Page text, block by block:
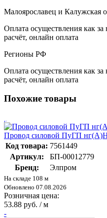
Малоярославец и Калужская
Оплата осуществления как
расчёт, онлайн оплата
Регионы РФ
Оплата осуществления как
расчёт, онлайн оплата
Похожие товары
Провод силовой ПуГП
Код товара: 7561449
Артикул:
БП-00012779
Бренд:
Элпром
На складе 108 м
Обновлено 07.08.2026
Розничная цена:
53.88 руб. / м
-